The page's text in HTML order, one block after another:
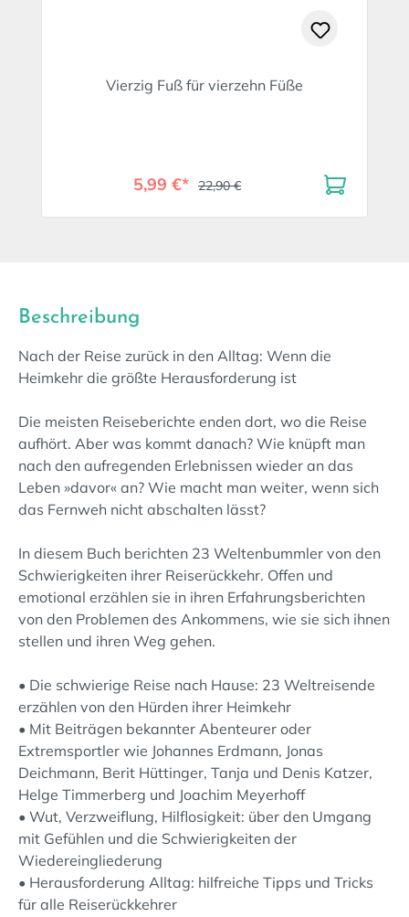
Vierzig Fuß für vierzehn Füße
5,99 €* 22,90 €
Beschreibung
Nach der Reise zurück in den Alltag: Wenn die
Heimkehr die größte Herausforderung ist
Die meisten Reiseberichte enden dort, wo die Reise
aufhört. Aber was kommt danach? Wie knüpft man
nach den aufregenden Erlebnissen wieder an das
Leben »davor« an? Wie macht man weiter, wenn sich
das Fernweh nicht abschalten lässt?
In diesem Buch berichten 23 Weltenbummler von den
Schwierigkeiten ihrer Reiserückkehr. Offen und
emotional erzählen sie in ihren Erfahrungsberichten
von den Problemen des Ankommens, wie sie sich ihnen
stellen und ihren Weg gehen.
• Die schwierige Reise nach Hause: 23 Weltreisende
erzählen von den Hürden ihrer Heimkehr
• Mit Beiträgen bekannter Abenteurer oder
Extremsportler wie Johannes Erdmann, Jonas
Deichmann, Berit Hüttinger, Tanja und Denis Katzer,
Helge Timmerberg und Joachim Meyerhoff
• Wut, Verzweiflung, Hilflosigkeit: über den Umgang
mit Gefühlen und die Schwierigkeiten der
Wiedereingliederung
• Herausforderung Alltag: hilfreiche Tipps und Tricks
für alle Reiserückkehrer